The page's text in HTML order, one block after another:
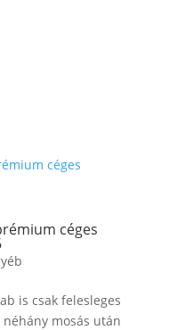
céges
is csak felesleges
mosás után